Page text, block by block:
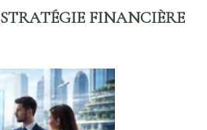
STRATÉGIE FINANCIÈRE